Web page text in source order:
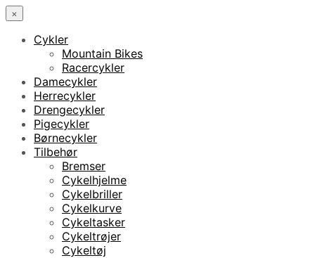
×
Cykler
Mountain Bikes
Racercykler
Damecykler
Herrecykler
Drengecykler
Pigecykler
Børnecykler
Tilbehør
Bremser
Cykelhjelme
Cykelbriller
Cykelkurve
Cykeltasker
Cykeltrøjer
Cykeltøj